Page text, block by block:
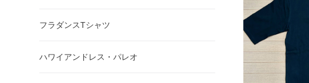
フラダンスTシャツ
ハワイアンドレス・パレオ